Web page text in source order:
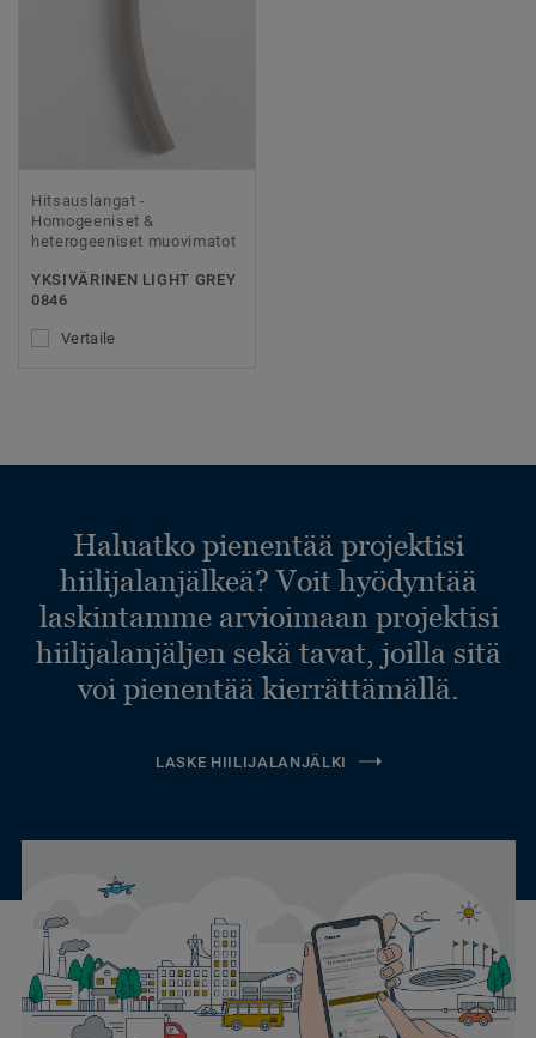
Hitsauslangat -
Homogeeniset &
heterogeeniset muovimatot
YKSIVÄRINEN LIGHT GREY
0846
Vertaile
Haluatko pienentää projektisi
hiilijalanjälkeä? Voit hyödyntää
laskintamme arvioimaan projektisi
hiilijalanjäljen sekä tavat, joilla sitä
voi pienentää kierrättämällä.
LASKE HIILIJALANJÄLKI